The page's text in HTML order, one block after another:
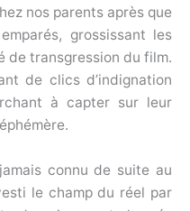
nos parents après que
grossissant les
de transgression du film.
de clics d’indignation
à capter sur leur
jamais connu de suite au
le champ du réel par